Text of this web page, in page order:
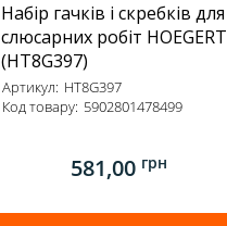
Набір гачків і скребків для
слюсарних робіт HOEGERT
(HT8G397)
Артикул: HT8G397
Код товару: 5902801478499
581,00 грн